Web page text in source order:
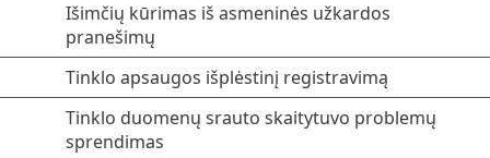
Išimčių kūrimas iš asmeninės užkardos
pranešimų
Tinklo apsaugos išplėstinį registravimą
Tinklo duomenų srauto skaitytuvo problemų
sprendimas